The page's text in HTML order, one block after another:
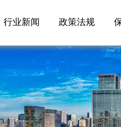
行业新闻 政策法规